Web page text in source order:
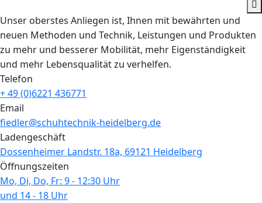
Unser oberstes Anliegen ist, Ihnen mit bewährten und
neuen Methoden und Technik, Leistungen und Produkten
zu mehr und besserer Mobilität, mehr Eigenständigkeit
und mehr Lebensqualität zu verhelfen.
Telefon
+ 49 (0)6221 436771
Email
fiedler@schuhtechnik-heidelberg.de
Ladengeschäft
Dossenheimer Landstr. 18a, 69121 Heidelberg
Öffnungszeiten
Mo, Di, Do, Fr: 9 - 12:30 Uhr
und 14 - 18 Uhr